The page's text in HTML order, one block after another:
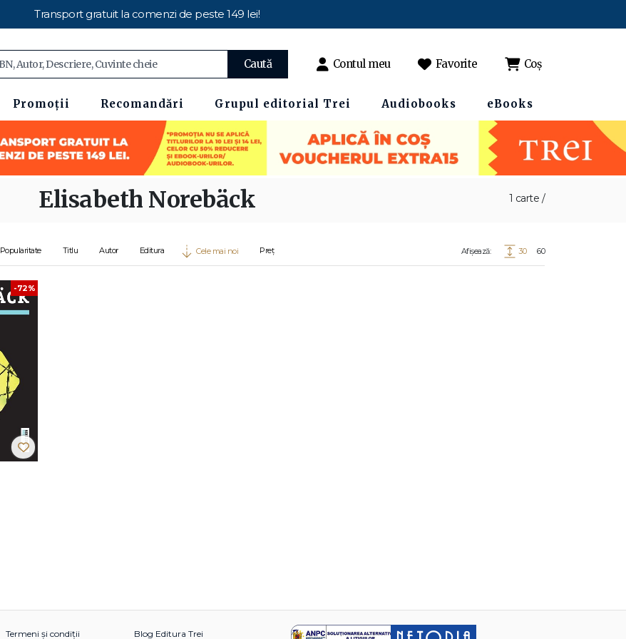
Transport gratuit la comenzi de peste 149 lei!
Caută Contul meu Favorite Coș
Promoții Recomandări Grupul editorial Trei Audiobooks eBooks
1 carte /
Elisabeth Norebäck
Popularitate Titlu Autor Editura Cele mai noi Preț Afișează: 30 60
-72%
Termeni și condiții Blog Editura Trei